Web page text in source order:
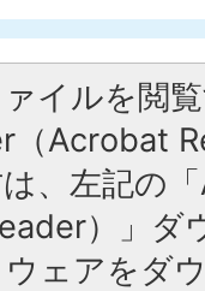
イルを閲
（Acrobat
、左記の
）」ダ
ェアをダ